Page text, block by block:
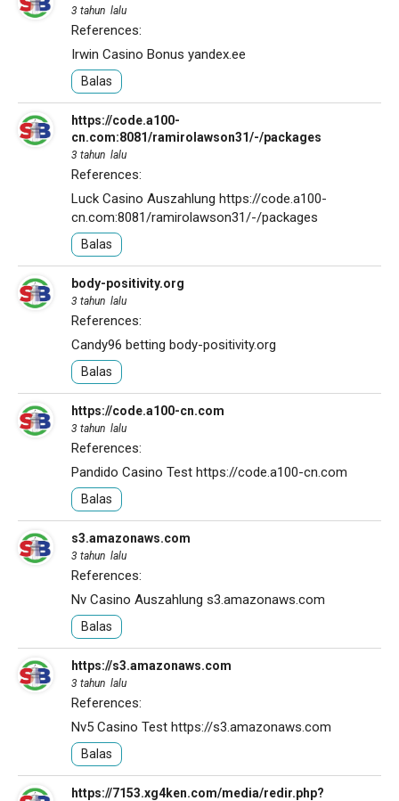
3 tahun lalu
References:
Irwin Casino Bonus yandex.ee
Balas
https://code.a100-
cn.com:8081/ramirolawson31/-/packages
3 tahun lalu
References:
Luck Casino Auszahlung https://code.a100-
cn.com:8081/ramirolawson31/-/packages
Balas
body-positivity.org
3 tahun lalu
References:
Candy96 betting body-positivity.org
Balas
https://code.a100-cn.com
3 tahun lalu
References:
Pandido Casino Test https://code.a100-cn.com
Balas
s3.amazonaws.com
3 tahun lalu
References:
Nv Casino Auszahlung s3.amazonaws.com
Balas
https://s3.amazonaws.com
3 tahun lalu
References:
Nv5 Casino Test https://s3.amazonaws.com
Balas
https://7153.xg4ken.com/media/redir.php?